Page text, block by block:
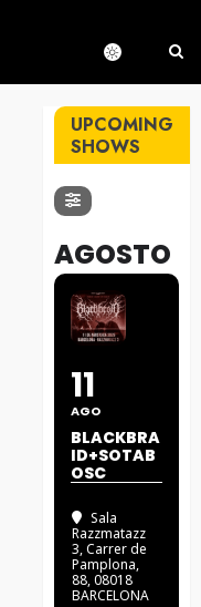
UPCOMING
SHOWS
AGOSTO
11
AGO
BLACKBRA
ID+SOTAB
OSC
Sala
Razzmatazz
3, Carrer de
Pamplona,
88, 08018
BARCELONA